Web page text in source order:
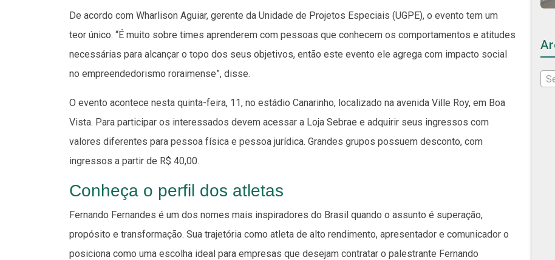
De acordo com Wharlison Aguiar, gerente da Unidade de Projetos Especiais (UGPE), o evento tem um
teor único. “É muito sobre times aprenderem com pessoas que conhecem os comportamentos e atitudes
necessárias para alcançar o topo dos seus objetivos, então este evento ele agrega com impacto social
no empreendedorismo roraimense”, disse.
O evento acontece nesta quinta-feira, 11, no estádio Canarinho, localizado na avenida Ville Roy, em Boa
Vista. Para participar os interessados devem acessar a Loja Sebrae e adquirir seus ingressos com
valores diferentes para pessoa física e pessoa jurídica. Grandes grupos possuem desconto, com
ingressos a partir de R$ 40,00.
Conheça o perfil dos atletas
Fernando Fernandes é um dos nomes mais inspiradores do Brasil quando o assunto é superação,
propósito e transformação. Sua trajetória como atleta de alto rendimento, apresentador e comunicador o
posiciona como uma escolha ideal para empresas que desejam contratar o palestrante Fernando